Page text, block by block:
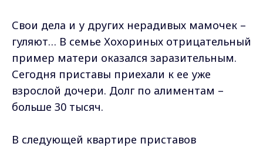
Свои дела и у других нерадивых мамочек –
гуляют… В семье Хохориных отрицательный
пример матери оказался заразительным.
Сегодня приставы приехали к ее уже
взрослой дочери. Долг по алиментам –
больше 30 тысяч.
В следующей квартире приставов